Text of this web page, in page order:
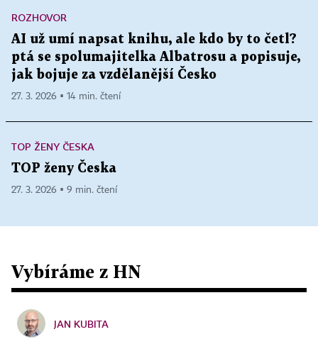
ROZHOVOR
AI už umí napsat knihu, ale kdo by to četl?
ptá se spolumajitelka Albatrosu a popisuje,
jak bojuje za vzdělanější Česko
27. 3. 2026 ▪ 14 min. čtení
TOP ŽENY ČESKA
TOP ženy Česka
27. 3. 2026 ▪ 9 min. čtení
Vybíráme z HN
JAN KUBITA